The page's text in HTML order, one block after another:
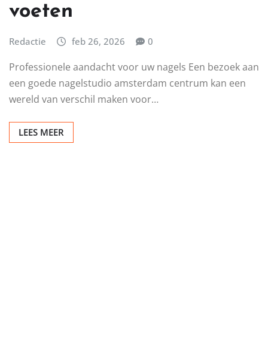
voeten
Redactie feb 26, 2026 0
Professionele aandacht voor uw nagels Een bezoek aan
een goede nagelstudio amsterdam centrum kan een
wereld van verschil maken voor…
LEES MEER